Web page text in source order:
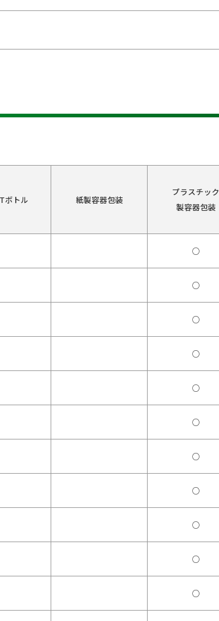
ボトル
紙製容器包装
プラスチック
製容器包装
○
○
○
○
○
○
○
○
○
○
○